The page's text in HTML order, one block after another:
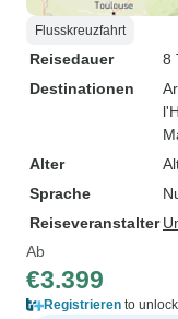
Flusskreuzfahrt
Reisedauer
8
Destinationen
Alter
Sprache
Reiseveranstalter
Ab
€3.399
Registrieren to